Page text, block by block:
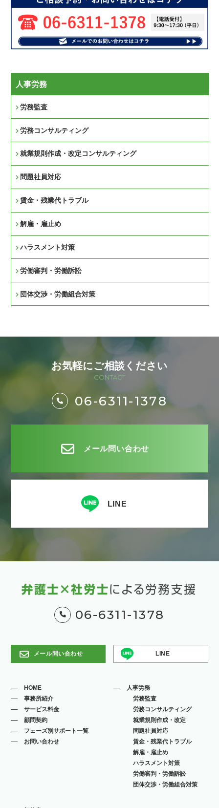
人事労務
労務監査
労務コンサルティング
就業規則作成・改定コンサルティング
問題社員対応
賃金・残業代トラブル
解雇・雇止め
ハラスメント対策
労働審判・労働訴訟
団体交渉・労働組合対策
お気軽にご相談ください
CONTACT
06-6311-1378
メール問い合わせ
LINE
06-6311-1378
メール問い合わせ LINE
HOME
事務所紹介
サービス料金
顧問契約
フェーズ別サポート一覧
お問い合わせ
人事労務
労務監査
労務コンサルティング
就業規則作成・改定
問題社員対応
賃金・残業代トラブル
解雇・雇止め
ハラスメント対策
労働審判・労働訴訟
団体交渉・労働組合対策